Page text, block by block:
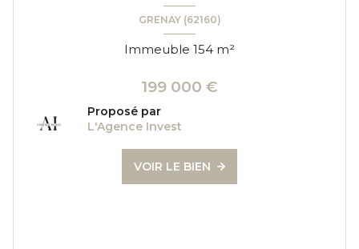
GRENAY (62160)
Immeuble 154 m²
199 000 €
Proposé par
L'Agence Invest
VOIR LE BIEN